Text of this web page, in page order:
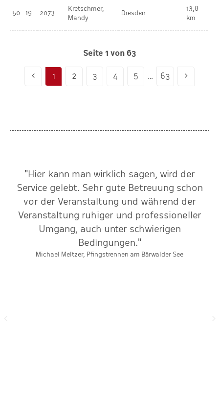
50 19 2073
Kretschmer,
Mandy
Dresden
13,8
km
Seite 1 von 63
1 2 3 4 5 … 63
"Hier kann man wirklich sagen, wird der
Service gelebt. Sehr gute Betreuung schon
vor der Veranstaltung und während der
Veranstaltung ruhiger und professioneller
Umgang, auch unter schwierigen
Bedingungen."
Michael Meltzer, Pfingstrennen am Bärwalder See